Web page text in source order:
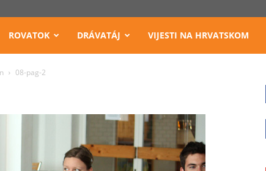
ROVATOK DRÁVATÁJ VIJESTI NA HRVATSKOM
08-pag-2